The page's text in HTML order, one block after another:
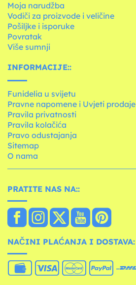
Moja narudžba
Vodiči za proizvode i veličine
Pošiljke i isporuke
Povratak
Više sumnji
INFORMACIJE::
Funidelia u svijetu
Pravne napomene i Uvjeti prodaje
Pravila privatnosti
Pravila kolačića
Pravo odustajanja
Sitemap
O nama
PRATITE NAS NA::
NAČINI PLAĆANJA I DOSTAVA: